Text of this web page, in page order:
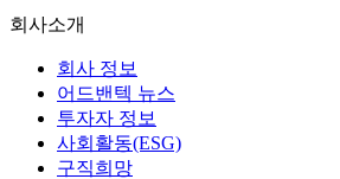
회사소개
회사 정보
어드밴텍 뉴스
투자자 정보
사회활동(ESG)
구직희망